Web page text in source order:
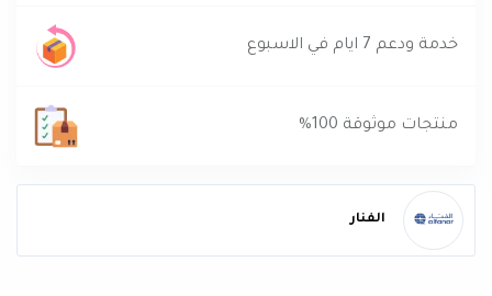
خدمة ودعم 7 ايام في الاسبوع
منتجات موثوقة 100%
الفنار